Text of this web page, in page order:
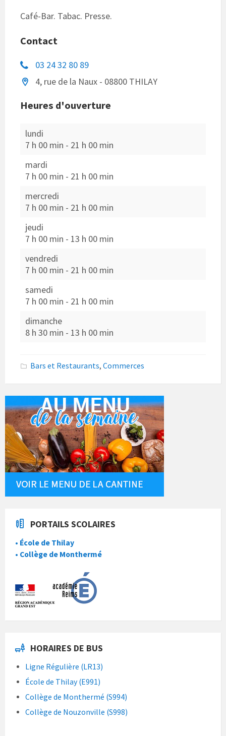
Café-Bar. Tabac. Presse.
Contact
03 24 32 80 89
4, rue de la Naux - 08800 THILAY
Heures d'ouverture
lundi
7 h 00 min - 21 h 00 min
mardi
7 h 00 min - 21 h 00 min
mercredi
7 h 00 min - 21 h 00 min
jeudi
7 h 00 min - 13 h 00 min
vendredi
7 h 00 min - 21 h 00 min
samedi
7 h 00 min - 21 h 00 min
dimanche
8 h 30 min - 13 h 00 min
Bars et Restaurants, Commerces
PORTAILS SCOLAIRES
• École de Thilay
• Collège de Monthermé
HORAIRES DE BUS
Ligne Régulière (LR13)
École de Thilay (E991)
Collège de Monthermé (S994)
Collège de Nouzonville (S998)